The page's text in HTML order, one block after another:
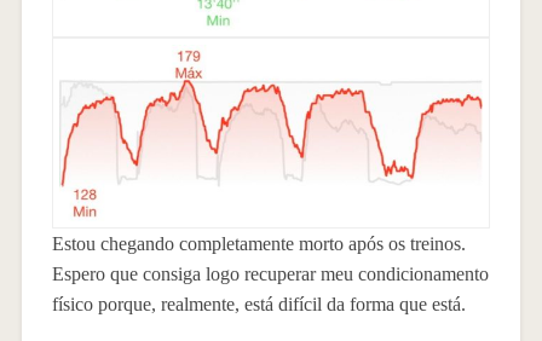
Estou chegando completamente morto após os treinos.
Espero que consiga logo recuperar meu condicionamento
físico porque, realmente, está difícil da forma que está.